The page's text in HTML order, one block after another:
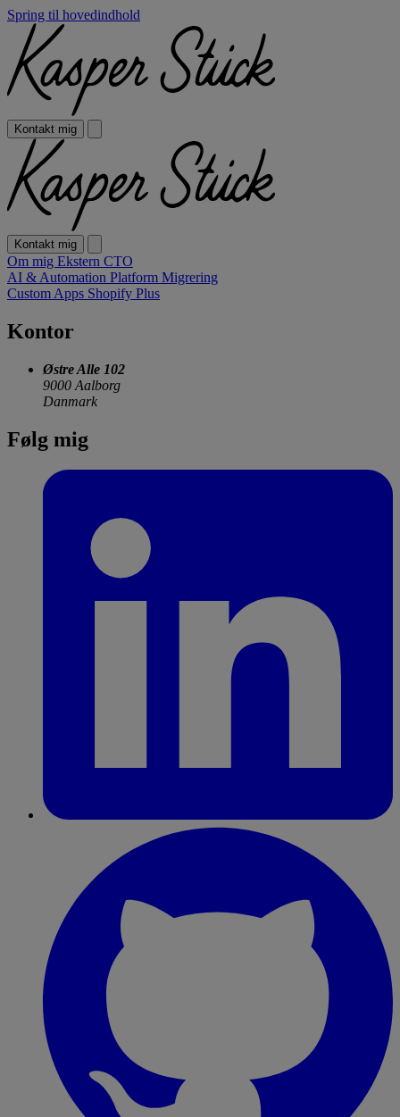
Spring til hovedindhold
Kontakt mig
Kontakt mig
Om mig Ekstern CTO
AI & Automation Platform Migrering
Custom Apps Shopify Plus
Kontor
Østre Alle 102
9000 Aalborg
Danmark
Følg mig